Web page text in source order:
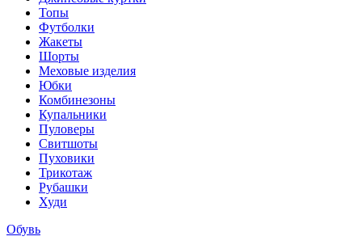
Топы
Футболки
Жакеты
Шорты
Меховые изделия
Юбки
Комбинезоны
Купальники
Пуловеры
Свитшоты
Пуховики
Трикотаж
Рубашки
Худи
Обувь